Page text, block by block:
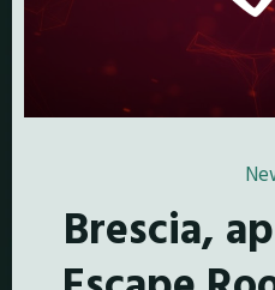
Brescia,